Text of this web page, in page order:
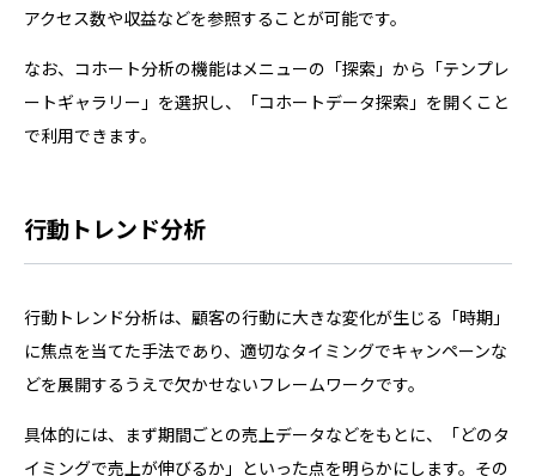
アクセス数や収益などを参照することが可能です。
なお、コホート分析の機能はメニューの「探索」から「テンプレ
ートギャラリー」を選択し、「コホートデータ探索」を開くこと
で利用できます。
行動トレンド分析
行動トレンド分析は、顧客の行動に大きな変化が生じる「時期」
に焦点を当てた手法であり、適切なタイミングでキャンペーンな
どを展開するうえで欠かせないフレームワークです。
具体的には、まず期間ごとの売上データなどをもとに、「どのタ
イミングで売上が伸びるか」といった点を明らかにします。その